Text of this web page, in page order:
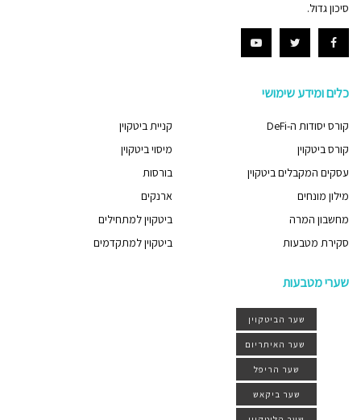
סיכון גדול.
כלים ומידע שימושי
קורס יסודות ה-DeFi
קורס ביטקוין
עסקים המקבלים ביטקוין
מילון מונחים
מחשבון המרה
סקירת מטבעות
קניית ביטקוין
מיסוי ביטקוין
בורסות
ארנקים
ביטקוין למתחילים
ביטקוין למתקדמים
שערי מטבעות
שער הביטקוין
שער האיתריום
שער הריפל
שער ביקאש